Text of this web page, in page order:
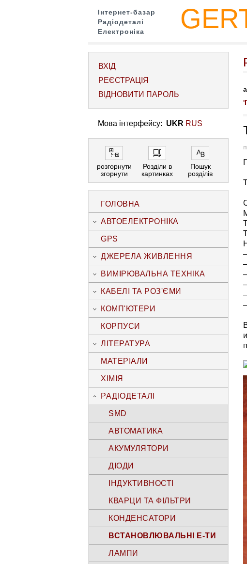
Інтернет-базар
Радіодеталі
Електроніка
ВХІД
РЕЄСТРАЦІЯ
ВІДНОВИТИ ПАРОЛЬ
Мова інтерфейсу: UKR RUS
розгорнути
згорнути
Розділи в
картинках
Пошук
розділів
ГОЛОВНА
АВТОЕЛЕКТРОНІКА
GPS
ДЖЕРЕЛА ЖИВЛЕННЯ
ВИМІРЮВАЛЬНА ТЕХНІКА
КАБЕЛІ ТА РОЗ'ЄМИ
КОМП'ЮТЕРИ
КОРПУСИ
ЛІТЕРАТУРА
МАТЕРІАЛИ
ХІМІЯ
РАДІОДЕТАЛІ
SMD
АВТОМАТИКА
АКУМУЛЯТОРИ
ДІОДИ
ІНДУКТИВНОСТІ
КВАРЦИ ТА ФІЛЬТРИ
КОНДЕНСАТОРИ
ВСТАНОВЛЮВАЛЬНІ Е-ТИ
ЛАМПИ